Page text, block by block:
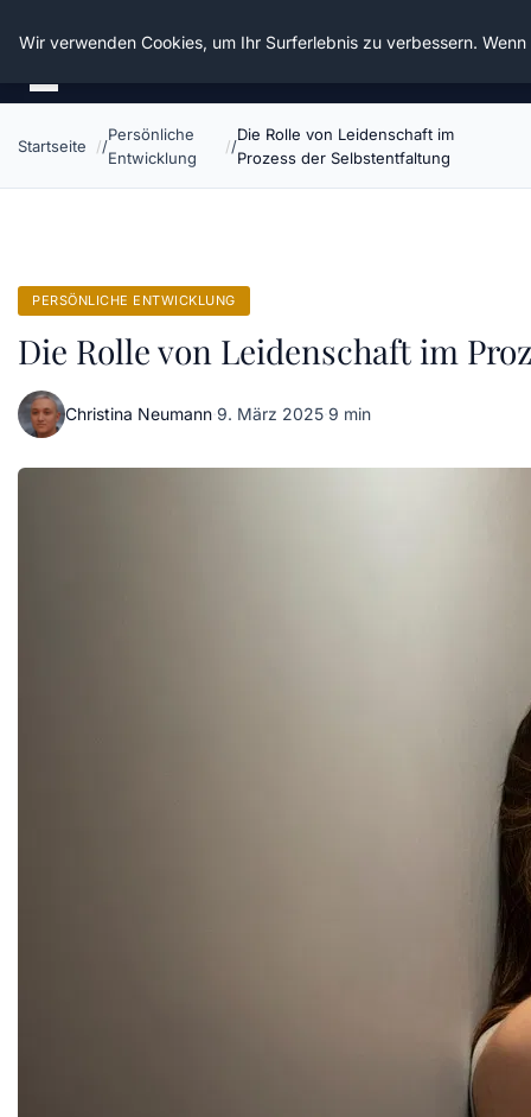
Die Schnitter
Startseite
Persönliche
Entwicklung
Die Rolle von Leidenschaft im
Prozess der Selbstentfaltung
PERSÖNLICHE ENTWICKLUNG
Die Rolle von Leidenschaft im
Christina Neumann·9. März 2025·9 min
Wir verwenden Cookies, um Ihr Surferlebnis zu verbessern.